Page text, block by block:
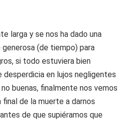
larga y se nos ha dado una
(de tiempo) para
si todo estuviera bien
desperdicia en lujos negligentes
buenas, finalmente nos vemos
de la muerte a darnos
de que supiéramos que